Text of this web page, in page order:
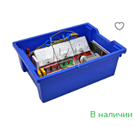
В наличии